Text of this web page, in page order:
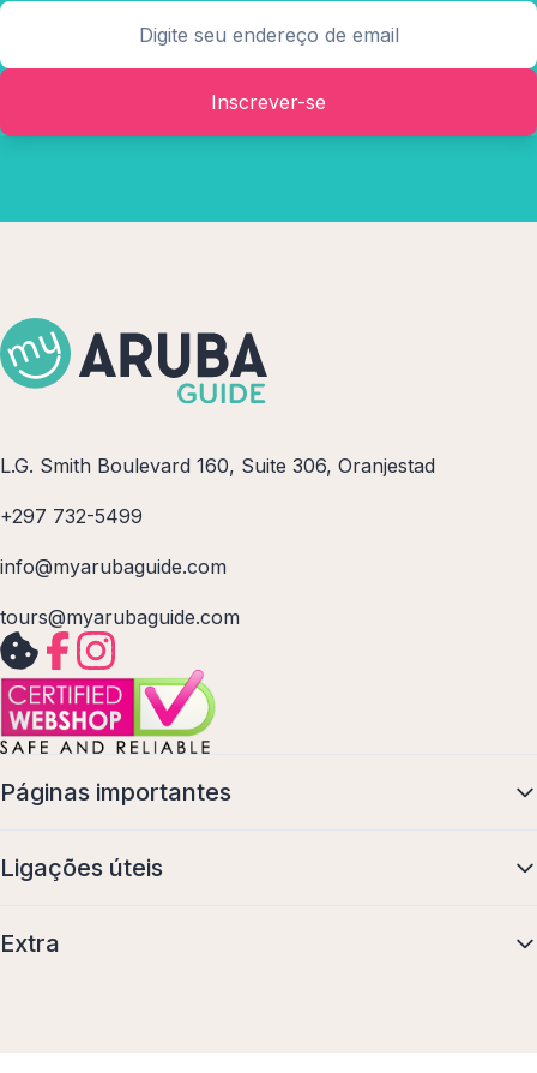
Inscrever-se
L.G. Smith Boulevard 160, Suite 306, Oranjestad
+297 732-5499
info@myarubaguide.com
tours@myarubaguide.com
Páginas importantes
Ligações úteis
Extra